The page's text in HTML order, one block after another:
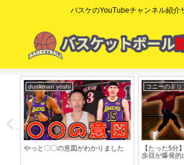
バスケのYouTubeチャンネル紹介
dunkman yoshi
やっと〇〇の意図がわかりました
コニーのド
【たった5分
歩目が爆発的